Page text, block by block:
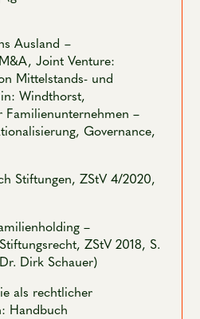
Ausland –
Joint Venture:
Mittelstands- und
Windthorst,
Familienunternehmen –
Governance,
Stiftungen, ZStV 4/2020,
–
ZStV 2018, S.
Dirk Schauer)
als rechtlicher
Handbuch